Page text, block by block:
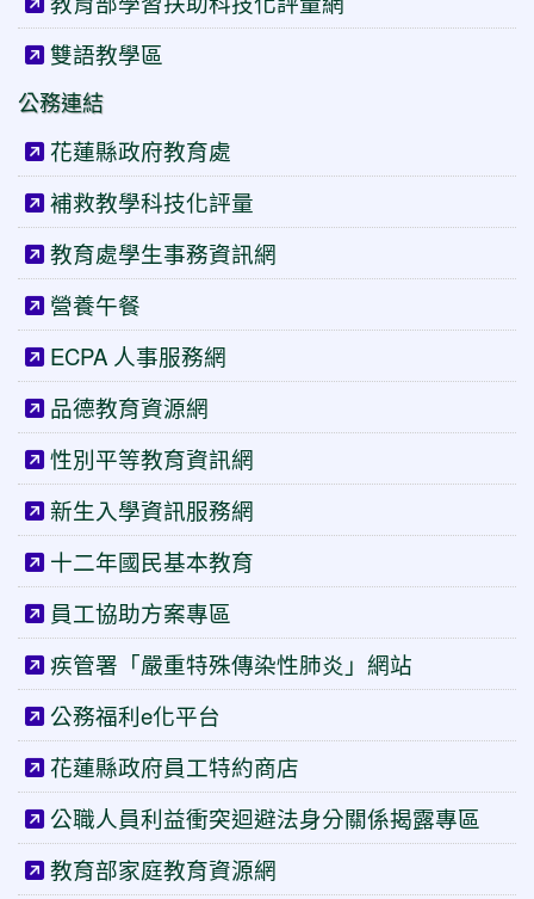
雙語教學區
公務連結
花蓮縣政府教育處
補救教學科技化評量
教育處學生事務資訊網
營養午餐
ECPA 人事服務網
品德教育資源網
性別平等教育資訊網
新生入學資訊服務網
十二年國民基本教育
員工協助方案專區
疾管署「嚴重特殊傳染性肺炎」網站
公務福利e化平台
花蓮縣政府員工特約商店
公職人員利益衝突迴避法身分關係揭露專區
教育部家庭教育資源網